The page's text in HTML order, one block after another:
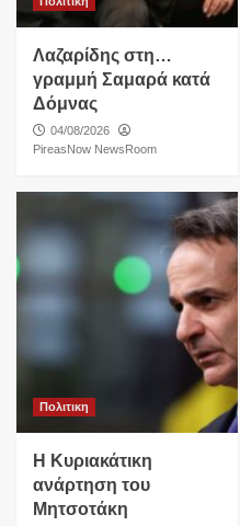
Λαζαρίδης στη…
γραμμή Σαμαρά κατά
Δόμνας
04/08/2026
PireasNow NewsRoom
Πολιτικη
Η Κυριακάτικη
ανάρτηση του
Μητσοτάκη